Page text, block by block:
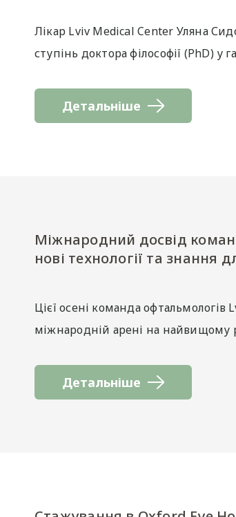
Лікар Lviv Medical Center Уляна
ступінь доктора філософії (PhD) у
Детальніше
Міжнародний досвід
нові технології та знання
Цієї осені команда
міжнародній арені на найвищому
Детальніше